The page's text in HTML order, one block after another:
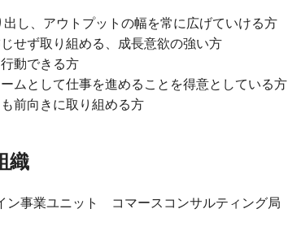
出し、アウトプットの幅を常に広げていける方
せず取り組める、成長意欲の強い方
動できる方
ムとして仕事を進めることを得意としている方
前向きに取り組める方
織
ン事業ユニット コマースコンサルティング局